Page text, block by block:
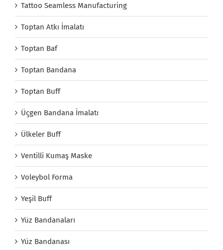
Tattoo Seamless Manufacturing
Toptan Atkı İmalatı
Toptan Baf
Toptan Bandana
Toptan Buff
Üçgen Bandana İmalatı
Ülkeler Buff
Ventilli Kumaş Maske
Voleybol Forma
Yeşil Buff
Yüz Bandanaları
Yüz Bandanası